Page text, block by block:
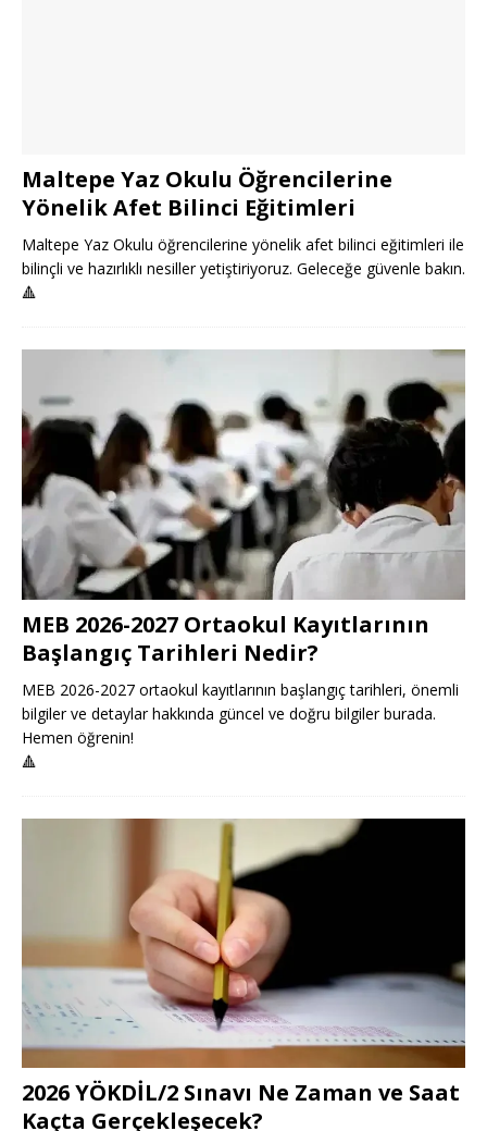
Maltepe Yaz Okulu Öğrencilerine
Yönelik Afet Bilinci Eğitimleri
Maltepe Yaz Okulu öğrencilerine yönelik afet bilinci eğitimleri ile
bilinçli ve hazırlıklı nesiller yetiştiriyoruz. Geleceğe güvenle bakın.
🔺
MEB 2026-2027 Ortaokul Kayıtlarının
Başlangıç Tarihleri Nedir?
MEB 2026-2027 ortaokul kayıtlarının başlangıç tarihleri, önemli
bilgiler ve detaylar hakkında güncel ve doğru bilgiler burada.
Hemen öğrenin!
🔺
2026 YÖKDİL/2 Sınavı Ne Zaman ve Saat
Kaçta Gerçekleşecek?